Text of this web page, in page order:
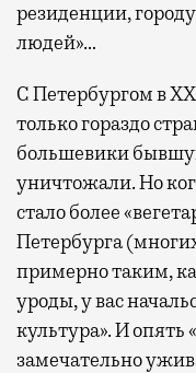
резиденции,
людей»…
С Петербургом в
только гораздо
большевики
уничтожали. Но
стало более
Петербурга
примерно таким,
уроды, у вас
культура». И опять
замечательно